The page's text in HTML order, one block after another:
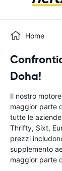
Home
Doha!
Il nostro
maggior parte
tutte le
Thrifty, Sixt,
prezzi
supplemento
maggior parte